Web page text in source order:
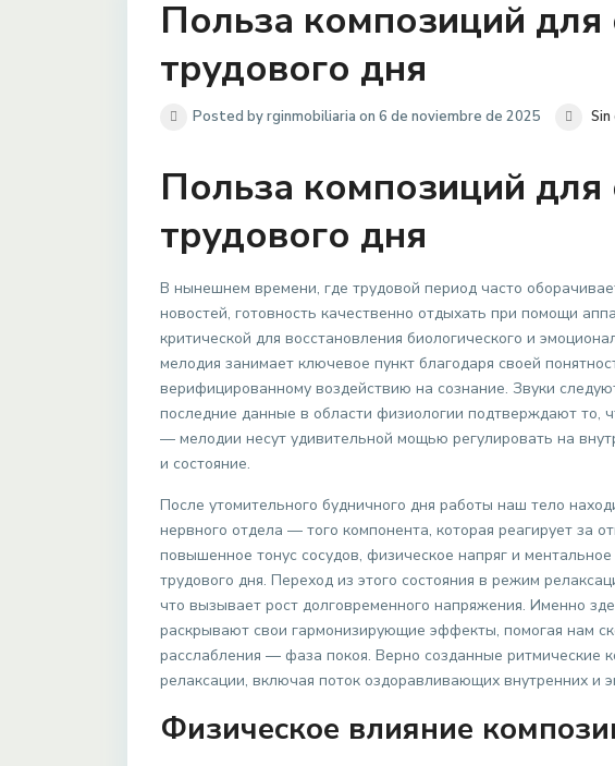
Польза композиций
трудового дня
Posted by rginmobiliaria on 6 de noviembre de 2025
Польза композиций
трудового дня
В нынешнем времени, где трудовой период часто
новостей, готовность качественно отдыхать при помощи
критической для восстановления биологического и
мелодия занимает ключевое пункт благодаря своей
верифицированному воздействию на сознание. Звуки
последние данные в области физиологии подтверждают то,
— мелодии несут удивительной мощью регулировать на
и состояние.
После утомительного будничного дня работы наш тело
нервного отдела — того компонента, которая реагирует за
повышенное тонус сосудов, физическое напряг и
трудового дня. Переход из этого состояния в режим
что вызывает рост долговременного напряжения. Именно
раскрывают свои гармонизирующие эффекты, помогая нам
расслабления — фаза покоя. Верно созданные ритмические
релаксации, включая поток оздоравливающих внутренних и
Физическое влияние